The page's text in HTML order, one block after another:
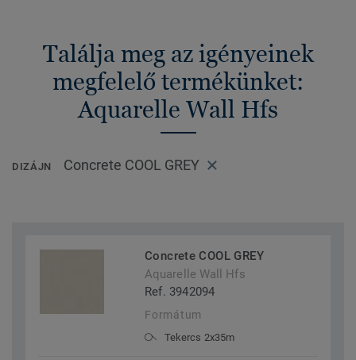
Találja meg az igényeinek
megfelelő termékünket:
Aquarelle Wall Hfs
DIZÁJN Concrete COOL GREY
Concrete COOL GREY
Aquarelle Wall Hfs
Ref. 3942094
Formátum
Tekercs 2x35m